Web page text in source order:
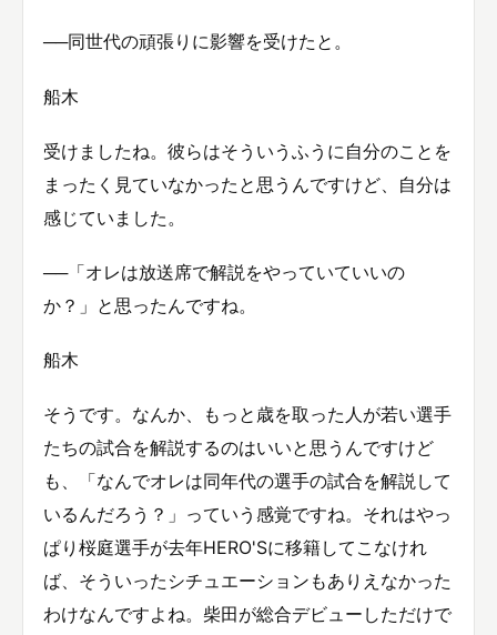
──同世代の頑張りに影響を受けたと。
船木
受けましたね。彼らはそういうふうに自分のことを
まったく見ていなかったと思うんですけど、自分は
感じていました。
──「オレは放送席で解説をやっていていいの
か？」と思ったんですね。
船木
そうです。なんか、もっと歳を取った人が若い選手
たちの試合を解説するのはいいと思うんですけど
も、「なんでオレは同年代の選手の試合を解説して
いるんだろう？」っていう感覚ですね。それはやっ
ぱり桜庭選手が去年HERO'Sに移籍してこなけれ
ば、そういったシチュエーションもありえなかった
わけなんですよね。柴田が総合デビューしただけで